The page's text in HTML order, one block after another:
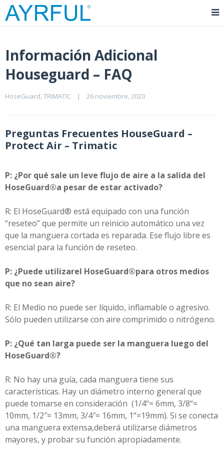
Información Adicional
Houseguard – FAQ
HoseGuard, TRIMATIC | 26 noviembre, 2020
Preguntas Frecuentes HouseGuard –
Protect Air – Trimatic
P: ¿Por qué sale un leve flujo de aire a la salida del
HoseGuard®a pesar de estar activado?
R: El HoseGuard® está equipado con una función
“reseteo” que permite un reinicio automático una vez
que la manguera cortada es reparada. Ese flujo libre es
esencial para la función de reseteo.
P: ¿Puede utilizarel HoseGuard®para otros medios
que no sean aire?
R: El Medio no puede ser líquido, inflamable o agresivo.
Sólo pueden utilizarse con aire comprimido o nitrógeno.
P: ¿Qué tan larga puede ser la manguera luego del
HoseGuard®?
R: No hay una guía, cada manguera tiene sus
características. Hay un diámetro interno general que
puede tomarse en consideración (1/4“= 6mm, 3/8“=
10mm, 1/2″= 13mm, 3/4″= 16mm, 1“=19mm). Si se conecta
una manguera extensa,deberá utilizarse diámetros
mayores, y probar su función apropiadamente.